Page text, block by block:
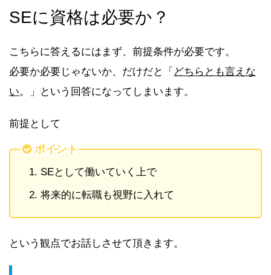
SEに資格は必要か？
こちらに答えるにはまず、前提条件が必要です。
必要か必要じゃないか、だけだと「 どちらとも言えな
い。」という回答になってしまいます。
前提として
ポイント
SEとして働いていく上で
将来的に転職も視野に入れて
という観点でお話しさせて頂きます。